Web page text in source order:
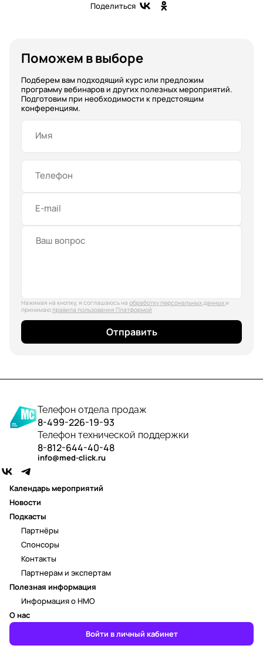
Поделиться
Поможем в выборе
Подберем вам подходящий курс или предложим
программу вебинаров и других полезных мероприятий.
Подготовим при необходимости к предстоящим
конференциям.
Имя
Телефон
E-mail
Нажимая на кнопку, я соглашаюсь на обработку персональных данных и
принимаю правила пользования Платформой
Отправить
Телефон отдела продаж
8-499-226-19-93
Телефон технической поддержки
8-812-644-40-48
info@med-click.ru
Календарь мероприятий
Новости
Подкасты
Полезная информация
Информация о НМО
О нас
Партнёры
Спонсоры
Контакты
Партнерам и экспертам
Войти в личный кабинет